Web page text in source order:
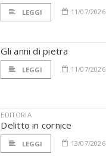
LEGGI 11/07/2026
Gli anni di pietra
LEGGI 11/07/2026
EDITORIA
Delitto in cornice
LEGGI 13/07/2026